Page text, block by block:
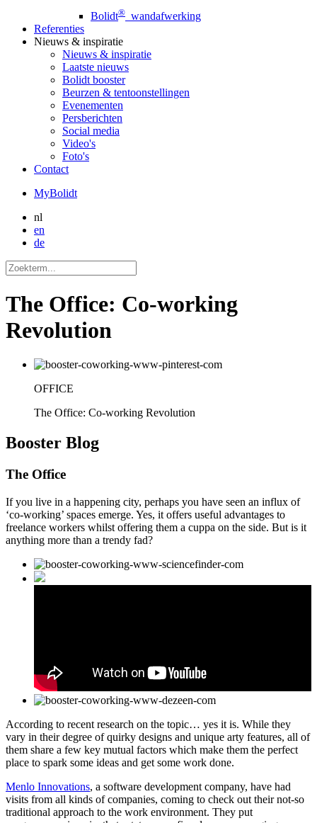
Bolidt® wandafwerking
Referenties
Nieuws & inspiratie
Nieuws & inspiratie
Laatste nieuws
Bolidt booster
Beurzen & tentoonstellingen
Evenementen
Persberichten
Social media
Video's
Foto's
Contact
MyBolidt
nl
en
de
The Office: Co-working
Revolution
OFFICE
The Office: Co-working Revolution
Booster Blog
The Office
If you live in a happening city, perhaps you have seen an influx of
‘co-working’ spaces emerge. Yes, it offers useful advantages to
freelance workers whilst offering them a cuppa on the side. But is it
anything more than a trendy fad?
According to recent research on the topic… yes it is. While they
vary in their degree of quirky designs and unique arty features, all of
them share a few key mutual factors which make them the perfect
place to spark some ideas and get some work done.
Menlo Innovations, a software development company, have had
visits from all kinds of companies, coming to check out their not-so
traditional approach to the work environment. They put